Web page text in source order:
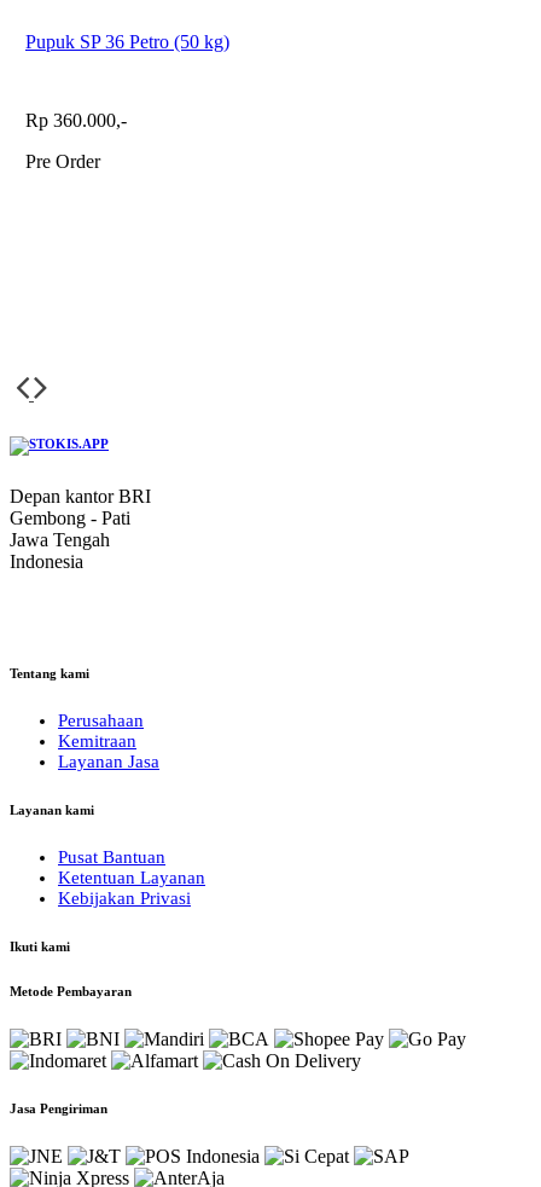
Pupuk SP 36 Petro (50 kg)
Rp 360.000,-
Pre Order
Depan kantor BRI
Gembong - Pati
Jawa Tengah
Indonesia
Tentang kami
Perusahaan
Kemitraan
Layanan Jasa
Layanan kami
Pusat Bantuan
Ketentuan Layanan
Kebijakan Privasi
Ikuti kami
Metode Pembayaran
Jasa Pengiriman